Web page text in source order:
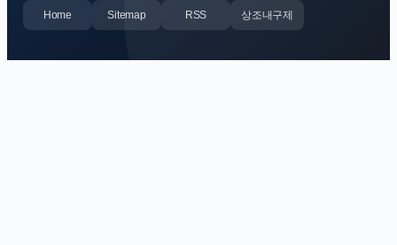
Home Sitemap RSS 상조내구제